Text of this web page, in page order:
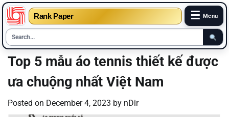
Rank Paper ☰ Menu
Skip
content
Top 5 mẫu áo tennis thiết kế được
ưa chuộng nhất Việt Nam
Posted on December 4, 2023 by nDir